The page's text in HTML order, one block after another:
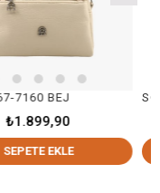
SOSELA 67-